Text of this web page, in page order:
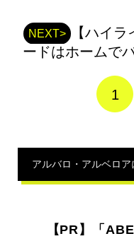
関
連
NEXT>
【ハイ
ードはホームで
1
アルバロ・アルベロア
【PR】「